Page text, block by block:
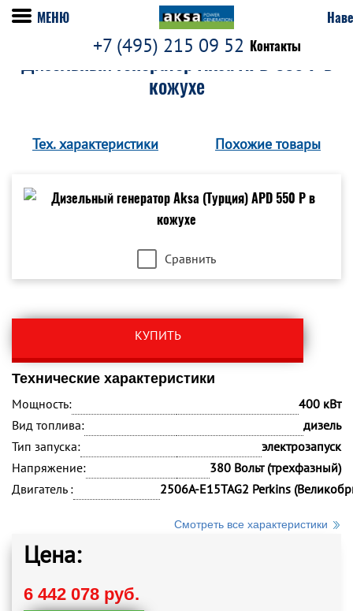
+7 (495) 215 09 52 Контакты
МЕНЮ
Дизельный генератор Aksa APD 550 P в
кожухе
Тех. характеристики Похожие товары
Сравнить
КУПИТЬ
Технические характеристики
Мощность:
400 кВт
Вид топлива:
дизель
Тип запуска:
электрозапуск
Напряжение:
380 Вольт (трехфазный)
Двигатель :
2506A-E15TAG2 Perkins
Смотреть все характеристики
Цена:
6 442 078 руб.